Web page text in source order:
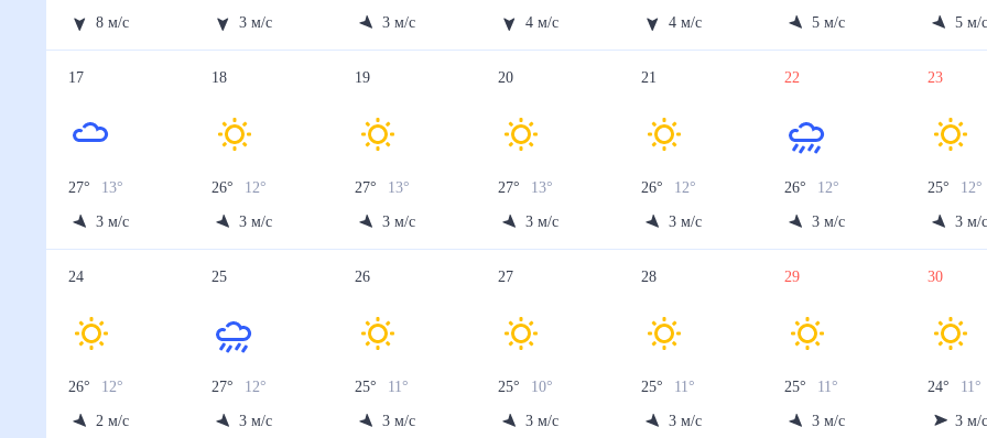
8 м/с
3 м/с
3 м/с
4 м/с
4 м/с
5 м/с
5 м/
17
27° 13°
3 м/с
18
26° 12°
3 м/с
19
27° 13°
3 м/с
20
27° 13°
3 м/с
21
26° 12°
3 м/с
22
26° 12°
3 м/с
23
25° 12°
3 м/
24
26° 12°
2 м/с
25
27° 12°
3 м/с
26
25° 11°
3 м/с
27
25° 10°
3 м/с
28
25° 11°
3 м/с
29
25° 11°
3 м/с
30
24° 11°
3 м/